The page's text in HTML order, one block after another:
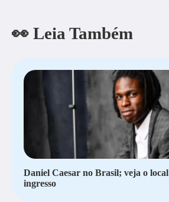
👀 Leia Também
Daniel Caesar no Brasil; veja o local
ingresso